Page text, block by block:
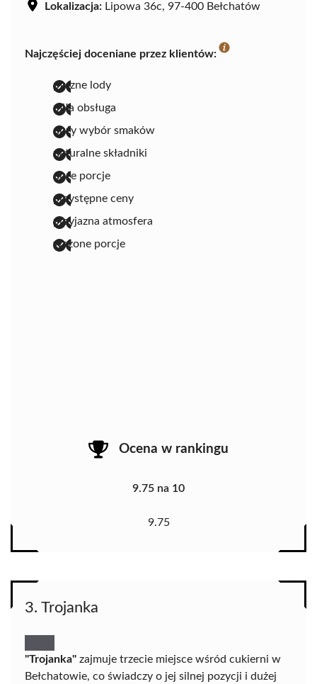
Lokalizacja: Lipowa 36c, 97-400 Bełchatów
Najczęściej doceniane przez klientów:
pyszne lody
miła obsługa
duży wybór smaków
naturalne składniki
duże porcje
przystępne ceny
przyjazna atmosfera
ważone porcje
Ocena w rankingu
9.75 na 10
9.75
3. Trojanka
"Trojanka" zajmuje trzecie miejsce wśród cukierni w
Bełchatowie, co świadczy o jej silnej pozycji i dużej